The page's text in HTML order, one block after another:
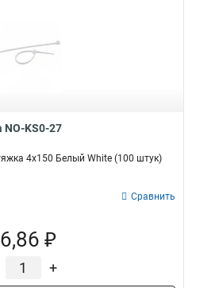
NO-KS0-27
4х150 Белый White (100 штук)
Сравнить
₽
+